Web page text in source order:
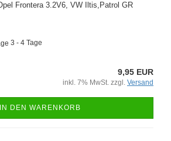
Frontera 3.2V6, VW Iltis,Patrol GR
3 - 4 Tage
9,95 EUR
inkl. 7% MwSt. zzgl. Versand
IN DEN WARENKORB